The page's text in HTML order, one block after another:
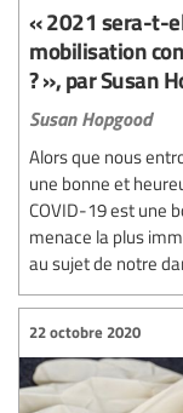
« 2021 sera-t-
mobilisation
? », par Susan
Susan Hopgood
Alors que nous
une bonne et
COVID-19 est une
menace la plus
au sujet de notre
22 octobre 2020